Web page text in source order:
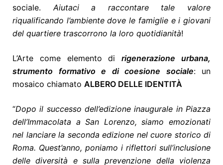
sociale. Aiutaci a raccontare tale valore
riqualificando l’ambiente dove le famiglie e i giovani
del quartiere trascorrono la loro quotidianità!
L’Arte come elemento dirigenerazione urbana,
strumento formativo e di coesione sociale: un
mosaico chiamato ALBERO DELLE IDENTITÀ
“Dopo il successo dell’edizione inaugurale in Piazza
dell’Immacolata a San Lorenzo, siamo emozionati
nel lanciare la seconda edizione nel cuore storico di
Roma. Quest’anno, poniamo i riflettori sull’inclusione
delle diversità e sulla prevenzione della violenza